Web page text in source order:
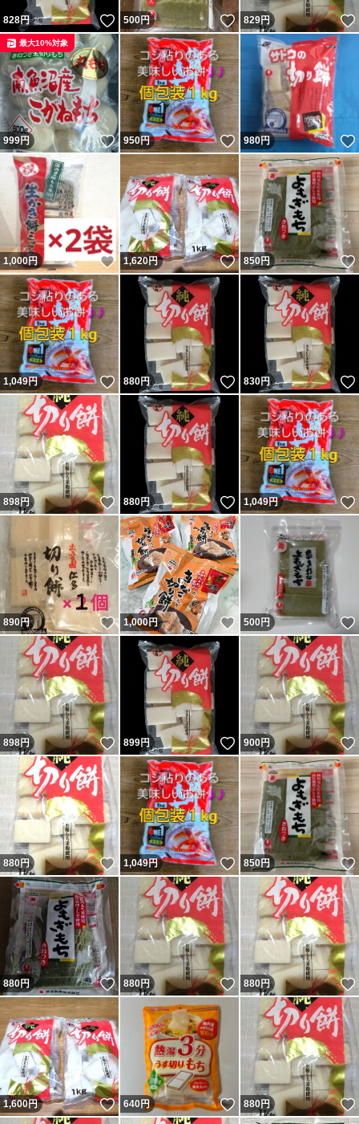
828円 いいね！
500円 いいね！
829円
999円 いいね！
最大10%対象
950円 いいね！
980円
1,000円 いいね！
1,620円 いいね！
850円
1,049円 いいね！
880円 いいね！
830円
898円 いいね！
880円 いいね！
1,049円
890円 いいね！
1,000円 いいね！
500円
898円 いいね！
899円 いいね！
900円
880円 いいね！
1,049円 いいね！
850円
880円 いいね！
880円 いいね！
880円
1,600円 いいね！
640円 いいね！
880円